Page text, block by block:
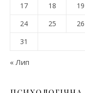
17
18 19
24
25 26
31
« Лип